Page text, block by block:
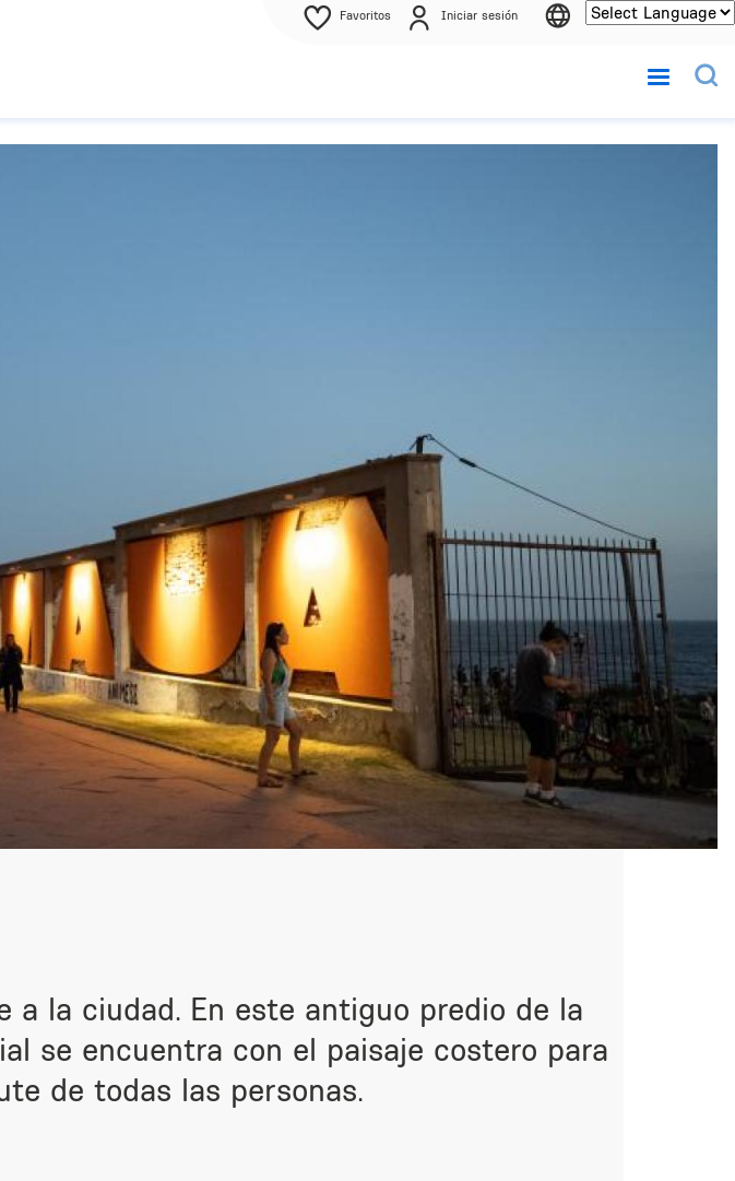
Favoritos Iniciar sesión
a la ciudad. En este antiguo predio de la
se encuentra con el paisaje costero para
de todas las personas.